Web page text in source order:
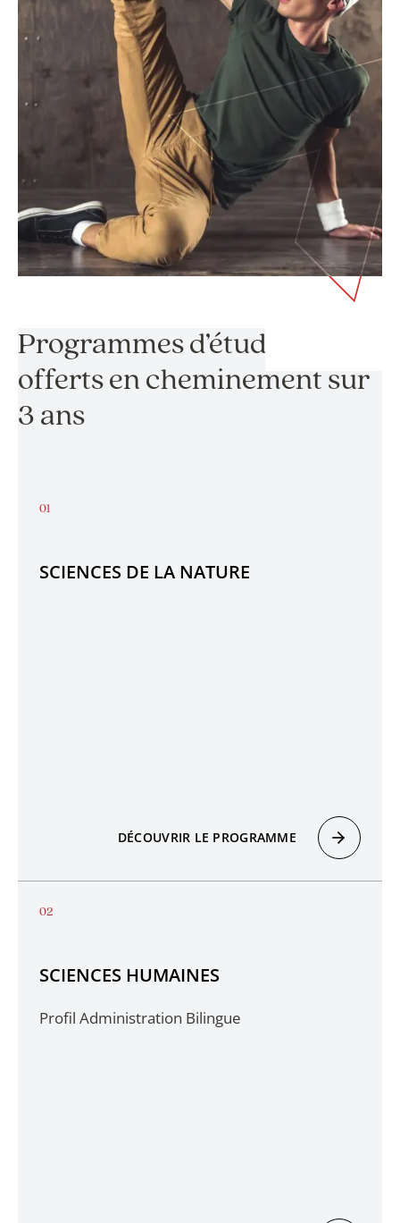
Programmes d’études
offerts en cheminement sur
3 ans
SCIENCES DE LA NATURE
DÉCOUVRIR LE PROGRAMME
SCIENCES HUMAINES
Profil Administration Bilingue